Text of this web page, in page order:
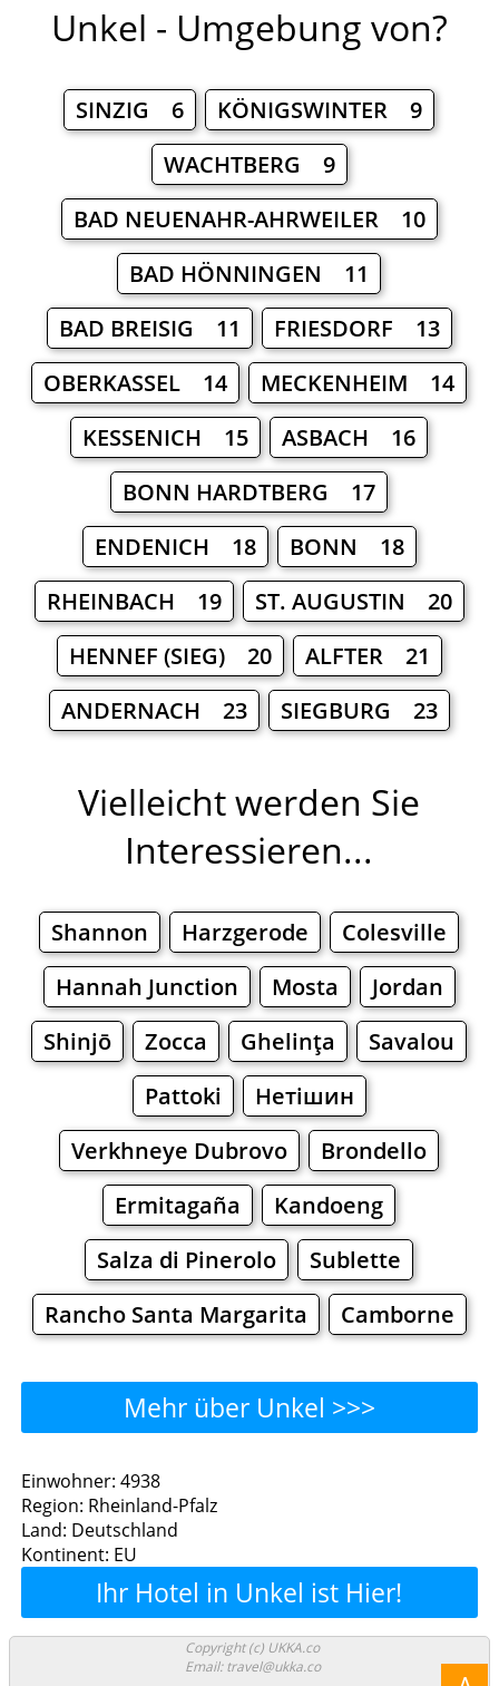
Unkel - Umgebung von?
SINZIG 6
KÖNIGSWINTER 9
WACHTBERG 9
BAD NEUENAHR-AHRWEILER 10
BAD HÖNNINGEN 11
BAD BREISIG 11
FRIESDORF 13
OBERKASSEL 14
MECKENHEIM 14
KESSENICH 15
ASBACH 16
BONN HARDTBERG 17
ENDENICH 18
BONN 18
RHEINBACH 19
ST. AUGUSTIN 20
HENNEF (SIEG) 20
ALFTER 21
ANDERNACH 23
SIEGBURG 23
Vielleicht werden Sie
Interessieren...
Shannon Harzgerode
Colesville
Hannah Junction
Mosta
Jordan
Shinjō
Zocca Ghelinţa
Savalou
Pattoki
Нетішин
Verkhneye Dubrovo
Brondello
Ermitagaña
Kandoeng
Salza di Pinerolo
Sublette
Rancho Santa Margarita
Camborne
Mehr über Unkel >>>
Unkel - Wo man essen
kann?
Restaurants Cafe Bars
Bier
Bäckereien
Supermärkte Malls
Einwohner: 4938
Region: Rheinland-Pfalz
Land: Deutschland
Kontinent: EU
Ihr Hotel in Unkel ist Hier!
Copyright (c) UKKA.co
Email: travel@ukka.co